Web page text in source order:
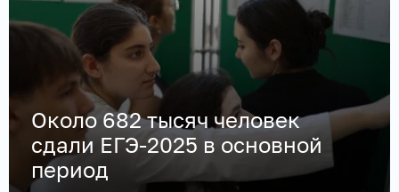
Около 682 тысяч человек
сдали ЕГЭ-2025 в основной
период